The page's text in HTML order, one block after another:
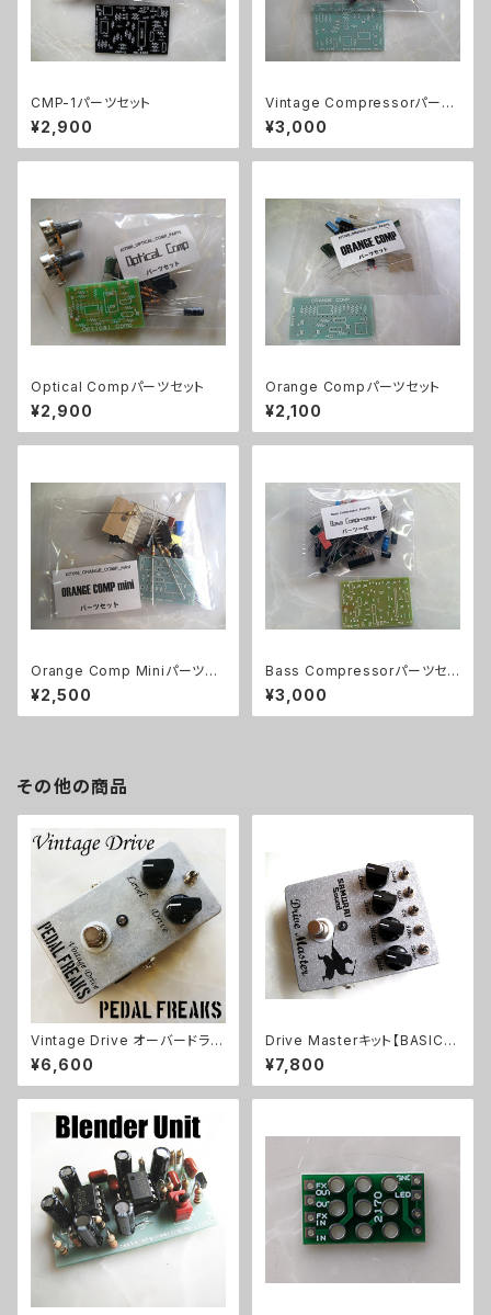
CMP-1パーツセット
¥2,900
Vintage Compressorパーツ
セット
¥3,000
Optical Compパーツセット
¥2,900
Orange Compパーツセット
¥2,100
Orange Comp Miniパーツセ
ット
¥2,500
Bass Compressorパーツセッ
ト
¥3,000
その他の商品
Vintage Drive オーバードライ
ブキット【PEDAL FREAKS】
¥6,600
Drive Masterキット【BASIC K
IT】
¥7,800